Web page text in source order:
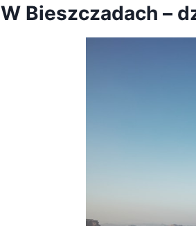
W Bieszczadach –